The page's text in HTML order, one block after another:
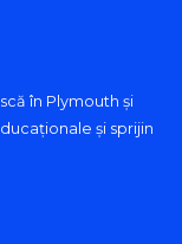
în Plymouth și
și sprijin